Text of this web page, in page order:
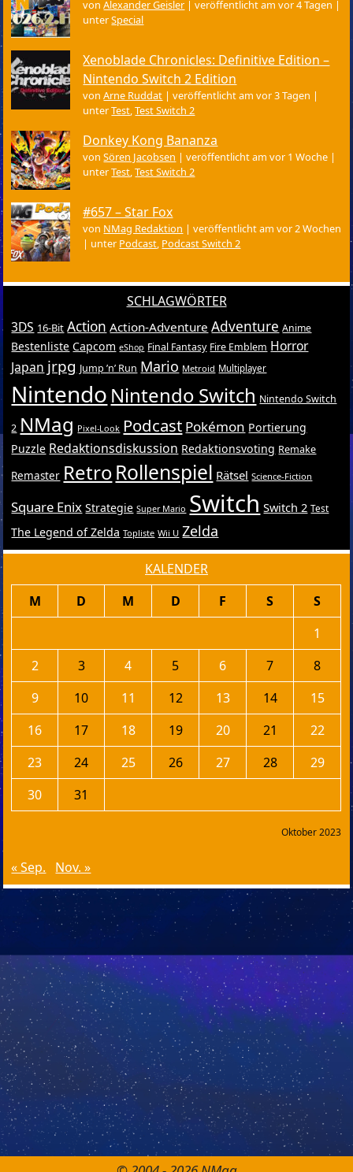
vonAlexander Geisler |veröffentlicht am vor 4 Tagen |
unterSpecial
Xenoblade Chronicles: Definitive Edition –
Nintendo Switch 2 Edition
vonArne Ruddat |veröffentlicht am vor 3 Tagen |
unterTest,Test Switch 2
Donkey Kong Bananza
vonSören Jacobsen |veröffentlicht am vor 1 Woche |
unterTest,Test Switch 2
#657 – Star Fox
von NMag Redaktion |veröffentlicht am vor 2 Wochen
| unter Podcast, Podcast Switch 2
SCHLAGWÖRTER
3DS 16-Bit Action Action-Adventure Adventure Anime
Bestenliste Capcom eShop Final Fantasy Fire Emblem Horror
Japan jrpg Jump ’n’ Run Mario Metroid Multiplayer
Nintendo Nintendo Switch Nintendo Switch
2 NMag Pixel-Look Podcast Pokémon Portierung
Puzzle Redaktionsdiskussion Redaktionsvoting Remake
Remaster RetroRollenspiel Rätsel Science-Fiction
Square Enix Strategie Super Mario Switch Switch 2 Test
The Legend of Zelda Topliste Wii U Zelda
KALENDER
Oktober 2023
M D M D F S
S
1
2
3 4 5 6 7
8
9
10 11 12 13 14
15
16
17 18 19 20 21
22
23
24 25 26 27 28
29
30
31
« Sep. Nov. »